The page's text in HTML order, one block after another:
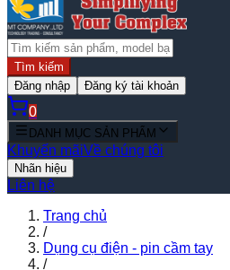
Tìm kiếm
Đăng nhập
Đăng ký tài khoản
0
DANH MỤC SẢN PHẨM
Khuyến mãiVề chúng tôi
Nhãn hiệu
Liên hệ
Trang chủ
/
Dụng cụ điện - pin cầm tay
/